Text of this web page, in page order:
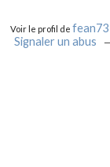
Voir le profil defean73
Signaler un abus